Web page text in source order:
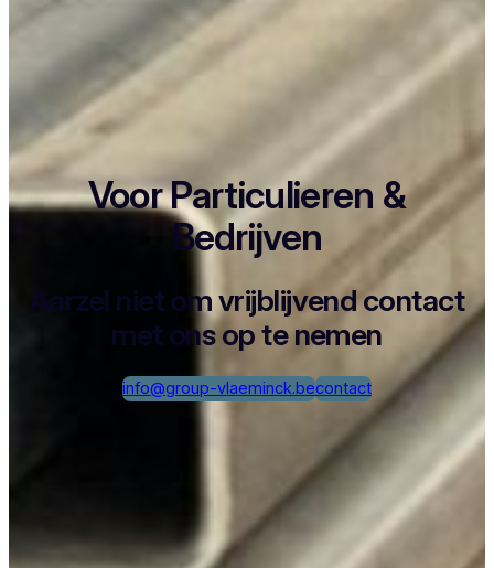
Voor Particulieren &
Bedrijven
Aarzel niet om vrijblijvend contact
met ons op te nemen
info@group-vlaeminck.becontact